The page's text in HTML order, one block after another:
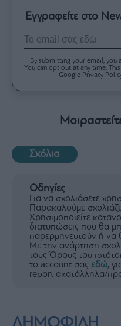
Εγγραφείτε στο
By submitting your email, you
You can opt out at any time.
Google Privacy
Σχόλια
Οδηγίες
Για να σχολιάσετε
Παρακαλούμε
Χρησιμοποιείτε
διατυπώσεις που θα
παρερμηνευτούν ή να
Με την ανάρτηση
τους Όρους του
το account σας εδώ,
report ακατάλληλα/